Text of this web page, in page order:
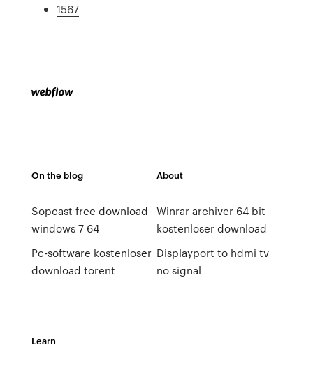
1567
On the blog
Sopcast free download
windows 7 64
Pc-software kostenloser
download torent
About
Winrar archiver 64 bit
kostenloser download
Displayport to hdmi tv
no signal
Learn